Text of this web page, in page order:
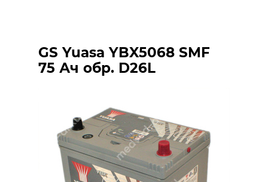
GS Yuasa YBX5068 SMF
75 Ач обр. D26L